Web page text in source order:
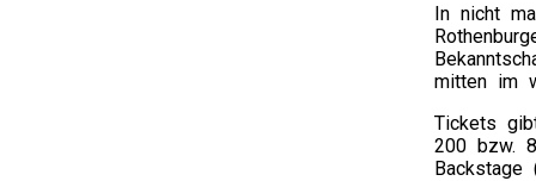
In nicht
mitten im
Tickets
200 bzw.
Backstage